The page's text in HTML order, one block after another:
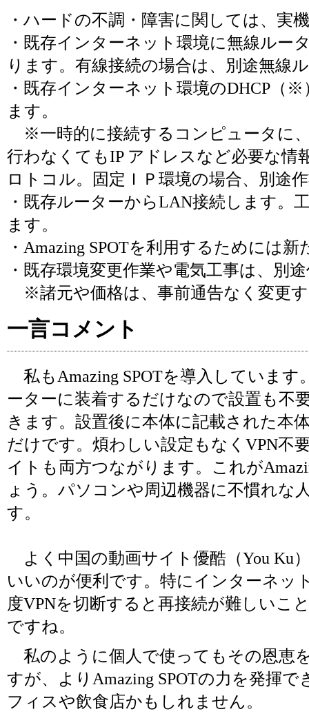
・ハードの不調・障害に関しては、実
・既存インターネット環境に無線ルー
ります。有線接続の場合は、別途無線
・既存インターネット環境のDHCP（
ます。
※一時的に接続するコンピュータに
行わなくてもIP アドレスなど必要な情
ロトコル。固定ＩＰ環境の場合、別途
・既存ルーターからLAN接続します。
ます。
・Amazing SPOTを利用するためには
・既存環境変更作業や電気工事は、別
※諸元や価格は、事前通告なく変更
一言コメント
私もAmazing SPOTを導入しています
ーターに装着するだけなので設置も不
きます。設置後に本体に記載された本
だけです。煩わしい設定もなくVPN不
イトも両方つながります。これが
ょう。パソコンや周辺機器に不慣れな
す。
よく中国の動画サイト優酷（You Ku
いいのが便利です。特にインターネッ
度VPNを切断すると再接続が難しいこ
ですね。
私のように個人で使ってもその恩恵
すが、よりAmazing SPOTの力を発揮
フィスや飲食店かもしれません。